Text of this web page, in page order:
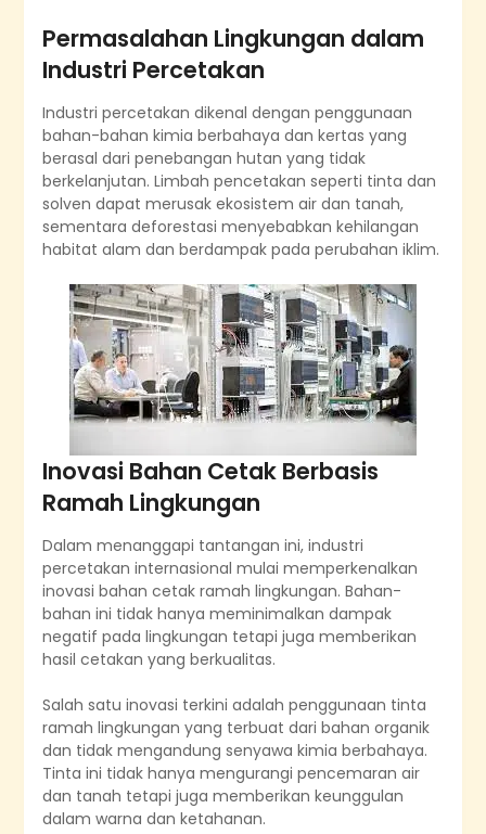
Permasalahan Lingkungan dalam
Industri Percetakan
Industri percetakan dikenal dengan penggunaan
bahan-bahan kimia berbahaya dan kertas yang
berasal dari penebangan hutan yang tidak
berkelanjutan. Limbah pencetakan seperti tinta dan
solven dapat merusak ekosistem air dan tanah,
sementara deforestasi menyebabkan kehilangan
habitat alam dan berdampak pada perubahan iklim.
Inovasi Bahan Cetak Berbasis
Ramah Lingkungan
Dalam menanggapi tantangan ini, industri
percetakan internasional mulai memperkenalkan
inovasi bahan cetak ramah lingkungan. Bahan-
bahan ini tidak hanya meminimalkan dampak
negatif pada lingkungan tetapi juga memberikan
hasil cetakan yang berkualitas.
Salah satu inovasi terkini adalah penggunaan tinta
ramah lingkungan yang terbuat dari bahan organik
dan tidak mengandung senyawa kimia berbahaya.
Tinta ini tidak hanya mengurangi pencemaran air
dan tanah tetapi juga memberikan keunggulan
dalam warna dan ketahanan.